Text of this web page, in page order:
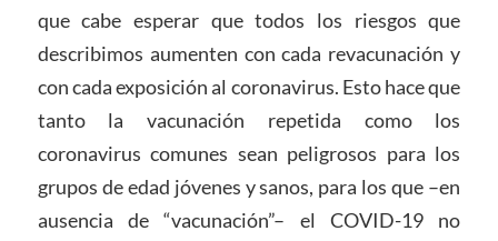
que cabe esperar que todos los riesgos que
describimos aumenten con cada revacunación y
con cada exposición al coronavirus. Esto hace que
tanto la vacunación repetida como los
coronavirus comunes sean peligrosos para los
grupos de edad jóvenes y sanos, para los que –en
ausencia de “vacunación”– el COVID-19 no